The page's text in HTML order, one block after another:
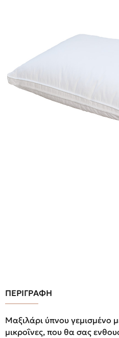
ΠΕΡΙΓΡΑΦΗ
Μαξιλάρι ύπνου γεμισμένο
μικροΐνες, που θα σας